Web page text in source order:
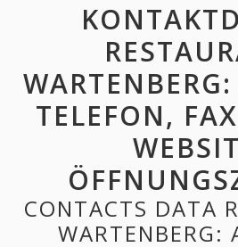
WARTENBERG:
TELEFON,
CONTACTS DATA
WARTENBERG: